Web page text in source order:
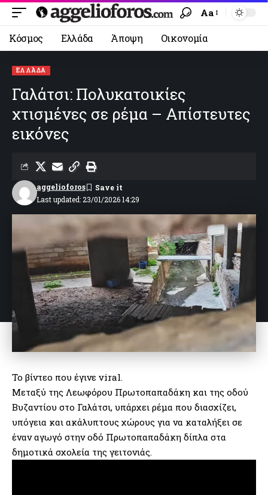
Aa
Κόσμος Ελλάδα Άποψη Οικονομία
ΕΛΛΆΔΑ
Γαλάτσι: Πολυκατοικίες
χτισμένες σε ρέμα – Απίστευτες
εικόνες
Last updated: 23/01/2026 14:29
aggelioforos
Το βίντεο που έγινε viral.
Μεταξύ της Λεωφόρου Πρωτοπαπαδάκη και της οδού
Βυζαντίου στο Γαλάτσι, υπάρχει ρέμα που διασχίζει,
υπόγεια και ακάλυπτους χώρους για να καταλήξει σε
έναν αγωγό στην οδό Πρωτοπαπαδάκη δίπλα στα
δημοτικά σχολεία της γειτονιάς.